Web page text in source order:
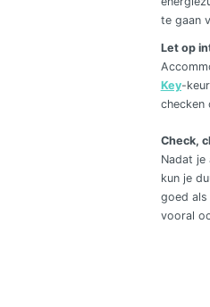
te gaan
Let op
Key-
checken
Check,
Nadat je
kun je
goed als
vooral